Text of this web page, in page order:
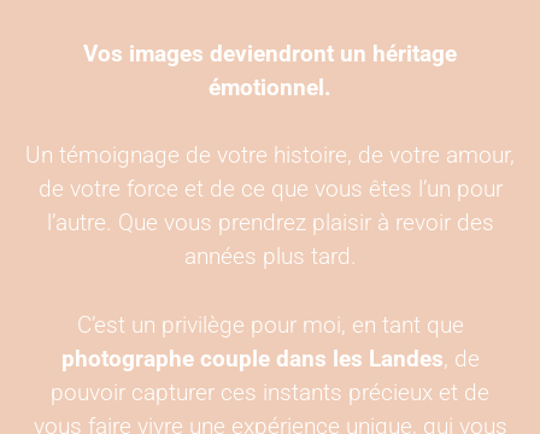
Vos images deviendront un héritage
émotionnel.
Un témoignage de votre histoire, de votre amour,
de votre force et de ce que vous êtes l’un pour
l’autre. Que vous prendrez plaisir à revoir des
années plus tard.
C’est un privilège pour moi, en tant que
photographe couple dans les Landes, de
pouvoir capturer ces instants précieux et de
vous faire vivre une expérience unique, qui vous